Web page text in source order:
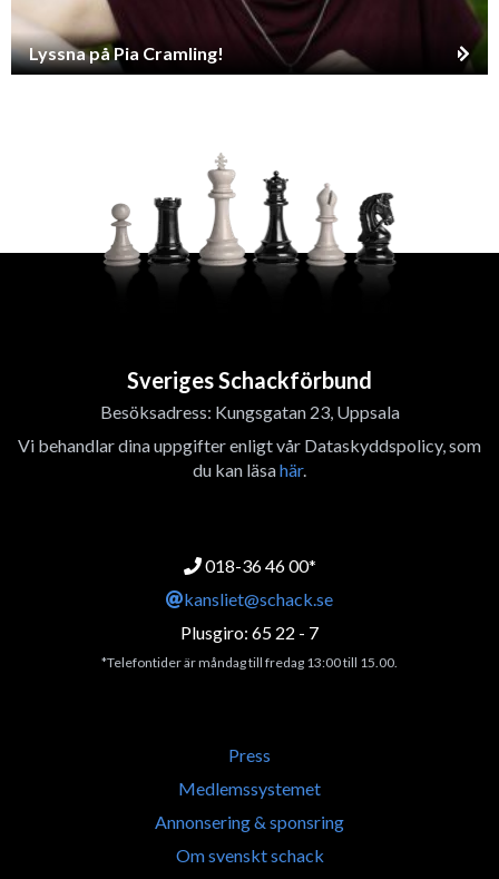
Lyssna på Pia Cramling!
Sveriges Schackförbund
Besöksadress: Kungsgatan 23, Uppsala
Vi behandlar dina uppgifter enligt vår Dataskyddspolicy, som
du kan läsahär.
018-36 46 00*
kansliet@schack.se
Plusgiro: 65 22 - 7
*Telefontider är måndag till fredag 13:00 till 15.00.
Press
Medlemssystemet
Annonsering & sponsring
Om svenskt schack